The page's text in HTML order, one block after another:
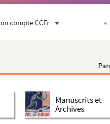
compte CCFr
Manuscrits et
Archives